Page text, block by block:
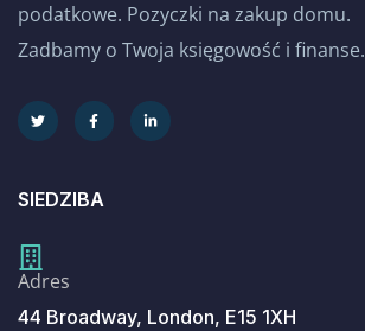
podatkowe. Pozyczki na zakup domu.
Zadbamy o Twoja księgowość i finanse.
SIEDZIBA
Adres
44 Broadway, London, E15 1XH